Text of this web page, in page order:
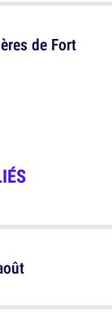
de Fort